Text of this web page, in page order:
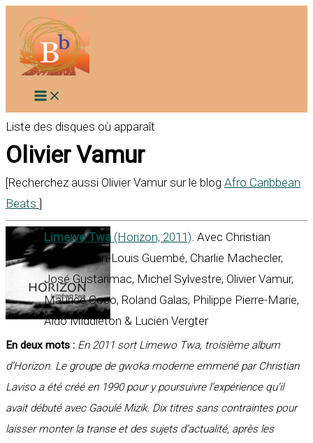
contenu
Liste des disques où apparaît
Olivier Vamur
[Recherchez aussi Olivier Vamur sur le blog Afro Caribbean
Beats ]
Limewo Twa (Horizon, 2011). Avec Christian
Laviso, Jean-Louis Guembé, Charlie Machecler,
José Gustarimac, Michel Sylvestre, Olivier Vamur,
Maurice Coco, Roland Galas, Philippe Pierre-Marie,
Aldo Middleton & Lucien Vergter
En deux mots : En 2011 sort Limewo Twa, troisième album
d’Horizon. Le groupe de gwoka moderne emmené par Christian
Laviso a été créé en 1990 pour y poursuivre l’expérience qu’il
avait débuté avec Gaoulé Mizik. Dix titres sans contraintes pour
laisser monter la transe et des sujets d’actualité, après les